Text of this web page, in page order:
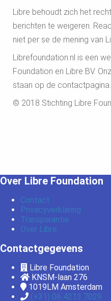
Libre behoudt zich het
berichten te weigeren.
niet per se de mening van
Librefoundation.nl is een
Foundation en Libre BV.
staan op de contactpagina.
© 2018 Stichting Libre
Over Libre Foundation
Contact
Privacyverklaring
Transparantie
Over Libre
Contactgegevens
Libre Foundation
KNSM-laan 276
1019LM Amsterdam
(+31) 06 4213 7029